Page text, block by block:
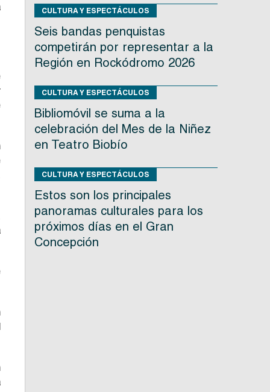
CULTURA Y ESPECTÁCULOS
Seis bandas penquistas
competirán por representar a la
Región en Rockódromo 2026
CULTURA Y ESPECTÁCULOS
Bibliomóvil se suma a la
celebración del Mes de la Niñez
en Teatro Biobío
CULTURA Y ESPECTÁCULOS
Estos son los principales
panoramas culturales para los
próximos días en el Gran
Concepción